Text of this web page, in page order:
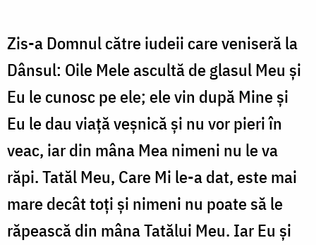
Zis-a Domnul către iudeii care veniseră la
Dânsul: Oile Mele ascultă de glasul Meu și
Eu le cunosc pe ele; ele vin după Mine și
Eu le dau viață veșnică și nu vor pieri în
veac, iar din mâna Mea nimeni nu le va
răpi. Tatăl Meu, Care Mi le-a dat, este mai
mare decât toți și nimeni nu poate să le
răpească din mâna Tatălui Meu. Iar Eu și